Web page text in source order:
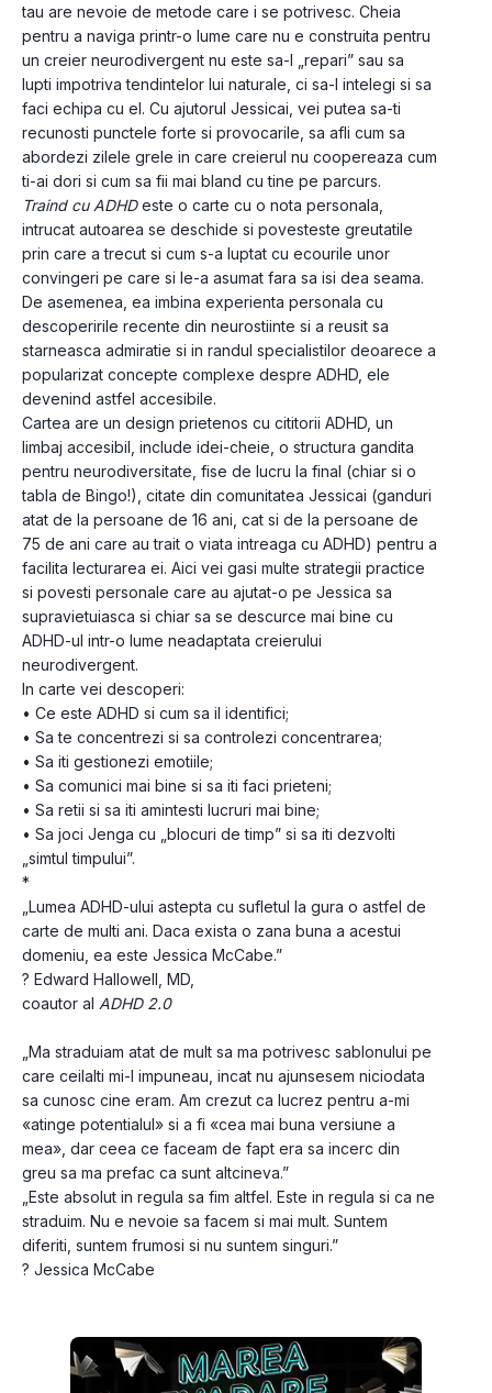
tau are nevoie de metode care i se potrivesc. Cheia
pentru a naviga printr-o lume care nu e construita pentru
un creier neurodivergent nu este sa-l „repari” sau sa
lupti impotriva tendintelor lui naturale, ci sa-l intelegi si sa
faci echipa cu el. Cu ajutorul Jessicai, vei putea sa-ti
recunosti punctele forte si provocarile, sa afli cum sa
abordezi zilele grele in care creierul nu coopereaza cum
ti-ai dori si cum sa fii mai bland cu tine pe parcurs.
Traind cu ADHD este o carte cu o nota personala,
intrucat autoarea se deschide si povesteste greutatile
prin care a trecut si cum s-a luptat cu ecourile unor
convingeri pe care si le-a asumat fara sa isi dea seama.
De asemenea, ea imbina experienta personala cu
descoperirile recente din neurostiinte si a reusit sa
starneasca admiratie si in randul specialistilor deoarece a
popularizat concepte complexe despre ADHD, ele
devenind astfel accesibile.
Cartea are un design prietenos cu cititorii ADHD, un
limbaj accesibil, include idei-cheie, o structura gandita
pentru neurodiversitate, fise de lucru la final (chiar si o
tabla de Bingo!), citate din comunitatea Jessicai (ganduri
atat de la persoane de 16 ani, cat si de la persoane de
75 de ani care au trait o viata intreaga cu ADHD) pentru a
facilita lecturarea ei. Aici vei gasi multe strategii practice
si povesti personale care au ajutat-o pe Jessica sa
supravietuiasca si chiar sa se descurce mai bine cu
ADHD-ul intr-o lume neadaptata creierului
neurodivergent.
In carte vei descoperi:
• Ce este ADHD si cum sa il identifici;
• Sa te concentrezi si sa controlezi concentrarea;
• Sa iti gestionezi emotiile;
• Sa comunici mai bine si sa iti faci prieteni;
• Sa retii si sa iti amintesti lucruri mai bine;
• Sa joci Jenga cu „blocuri de timp” si sa iti dezvolti
„simtul timpului”.
*
„Lumea ADHD-ului astepta cu sufletul la gura o astfel de
carte de multi ani. Daca exista o zana buna a acestui
domeniu, ea este Jessica McCabe.”
? Edward Hallowell, MD,
coautor al ADHD 2.0
„Ma straduiam atat de mult sa ma potrivesc sablonului pe
care ceilalti mi-l impuneau, incat nu ajunsesem niciodata
sa cunosc cine eram. Am crezut ca lucrez pentru a-mi
«atinge potentialul» si a fi «cea mai buna versiune a
mea», dar ceea ce faceam de fapt era sa incerc din
greu sa ma prefac ca sunt altcineva.”
„Este absolut in regula sa fim altfel. Este in regula si ca ne
straduim. Nu e nevoie sa facem si mai mult. Suntem
diferiti, suntem frumosi si nu suntem singuri.”
? Jessica McCabe